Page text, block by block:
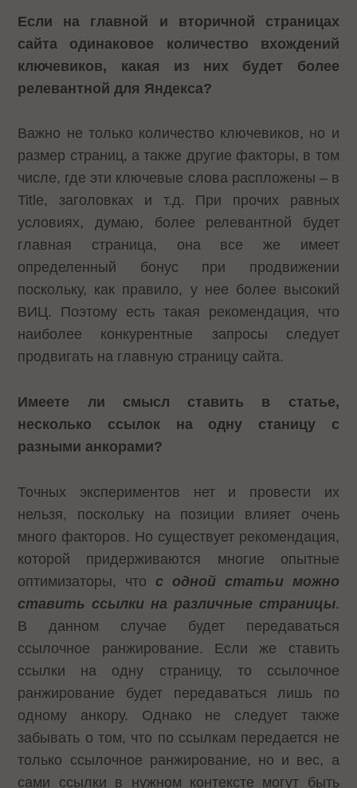
Если на главной и вторичной страницах
сайта одинаковое количество вхождений
ключевиков, какая из них будет более
релевантной для Яндекса?
Важно не только количество ключевиков, но и
размер страниц, а также другие факторы, в том
числе, где эти ключевые слова распложены – в
Title, заголовках и т.д. При прочих равных
условиях, думаю, более релевантной будет
главная страница, она все же имеет
определенный бонус при продвижении
поскольку, как правило, у нее более высокий
ВИЦ. Поэтому есть такая рекомендация, что
наиболее конкурентные запросы следует
продвигать на главную страницу сайта.
Имеете ли смысл ставить в статье,
несколько ссылок на одну станицу с
разными анкорами?
Точных экспериментов нет и провести их
нельзя, поскольку на позиции влияет очень
много факторов. Но существует рекомендация,
которой придерживаются многие опытные
оптимизаторы, чтос одной статьи можно
ставить ссылки на различные страницы.
В данном случае будет передаваться
ссылочное ранжирование. Если же ставить
ссылки на одну страницу, то ссылочное
ранжирование будет передаваться лишь по
одному анкору. Однако не следует также
забывать о том, что по ссылкам передается не
только ссылочное ранжирование, но и вес, а
сами ссылки в нужном контексте могут быть